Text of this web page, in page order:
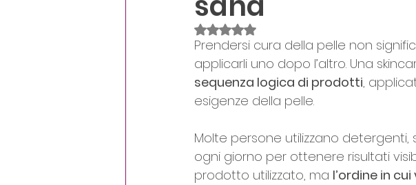
Crescita personaleValutazione NaN stelle su 5.
Prendersi cura della pelle non
applicarli uno dopo l’altro. Una
sequenza logica di prodotti,
esigenze della pelle.
Molte persone utilizzano
ogni giorno per ottenere risultati
prodotto utilizzato, ma l’ordine in